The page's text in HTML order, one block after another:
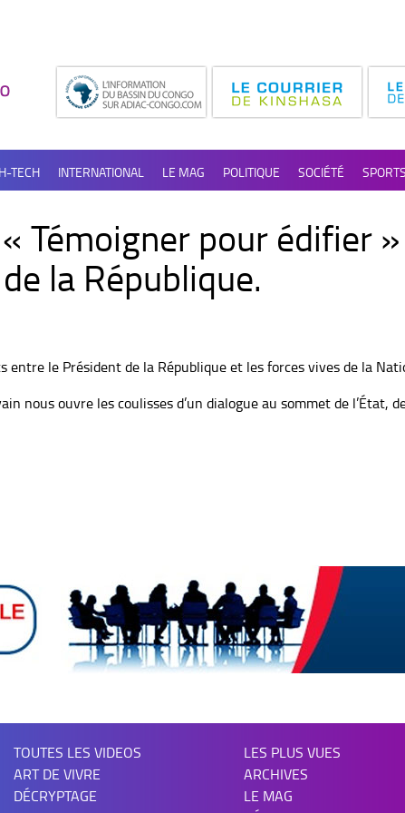
TECH INTERNATIONAL LE MAG POLITIQUE SOCIÉTÉ SPORTS
Témoigner pour édifier
la République.
entre le Président de la République et les forces vives de la
nous ouvre les coulisses d’un dialogue au sommet de l’État,
TOUTES LES VIDEOS
ART DE VIVRE
DÉCRYPTAGE
LES PLUS VUES
ARCHIVES
LE MAG